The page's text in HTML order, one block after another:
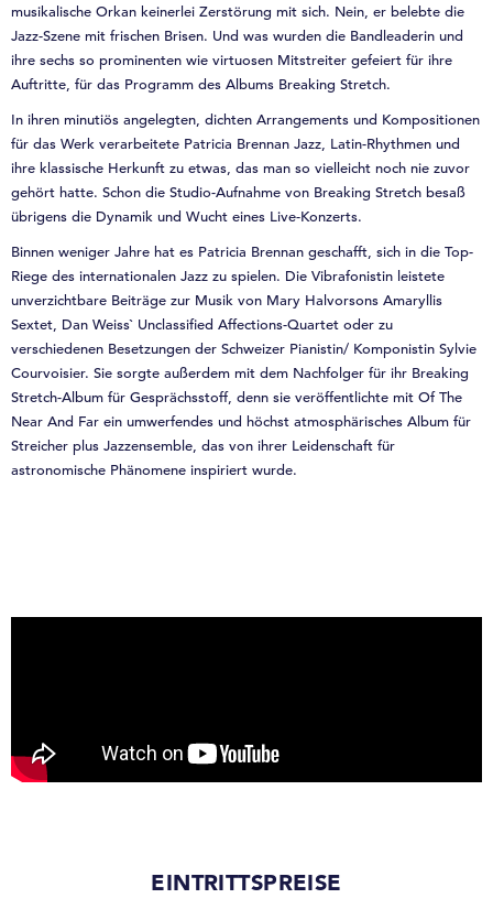
musikalische Orkan keinerlei Zerstörung mit sich. Nein, er belebte die
Jazz-Szene mit frischen Brisen. Und was wurden die Bandleaderin und
ihre sechs so prominenten wie virtuosen Mitstreiter gefeiert für ihre
Auftritte, für das Programm des Albums Breaking Stretch.
In ihren minutiös angelegten, dichten Arrangements und Kompositionen
für das Werk verarbeitete Patricia Brennan Jazz, Latin-Rhythmen und
ihre klassische Herkunft zu etwas, das man so vielleicht noch nie zuvor
gehört hatte. Schon die Studio-Aufnahme von Breaking Stretch besaß
übrigens die Dynamik und Wucht eines Live-Konzerts.
Binnen weniger Jahre hat es Patricia Brennan geschafft, sich in die Top-
Riege des internationalen Jazz zu spielen. Die Vibrafonistin leistete
unverzichtbare Beiträge zur Musik von Mary Halvorsons Amaryllis
Sextet, Dan Weiss` Unclassified Affections-Quartet oder zu
verschiedenen Besetzungen der Schweizer Pianistin/ Komponistin Sylvie
Courvoisier. Sie sorgte außerdem mit dem Nachfolger für ihr Breaking
Stretch-Album für Gesprächsstoff, denn sie veröffentlichte mit Of The
Near And Far ein umwerfendes und höchst atmosphärisches Album für
Streicher plus Jazzensemble, das von ihrer Leidenschaft für
astronomische Phänomene inspiriert wurde.
EINTRITTSPREISE